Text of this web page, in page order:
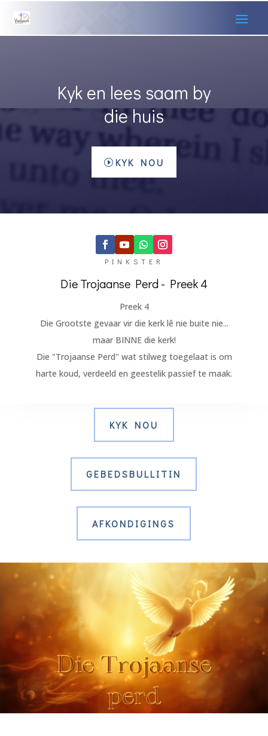
Kyk en lees saam by
die huis
KYK NOU
PINKSTER
Die Trojaanse Perd - Preek 4
Preek 4
Die Grootste gevaar vir die kerk lê nie buite nie...
maar BINNE die kerk!
Die "Trojaanse Perd" wat stilweg toegelaat is om
harte koud, verdeeld en geestelik passief te maak.
KYK NOU
GEBEDSBULLITIN
AFKONDIGINGS